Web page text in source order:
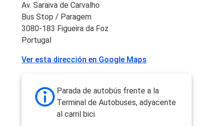
Av. Saraiva de Carvalho
Bus Stop / Paragem
3080-183 Figueira da Foz
Portugal
Ver esta dirección en Google Maps
Parada de autobús frente a la
Terminal de Autobuses, adyacente
al carril bici.